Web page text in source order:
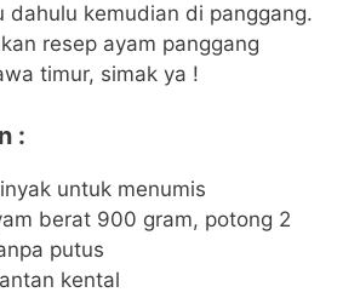
dahulu kemudian di panggang.
resep ayam panggang
timur, simak ya !
:
untuk menumis
berat 900 gram, potong 2
putus
kental